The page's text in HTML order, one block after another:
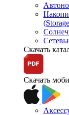
Скачать
Скачать